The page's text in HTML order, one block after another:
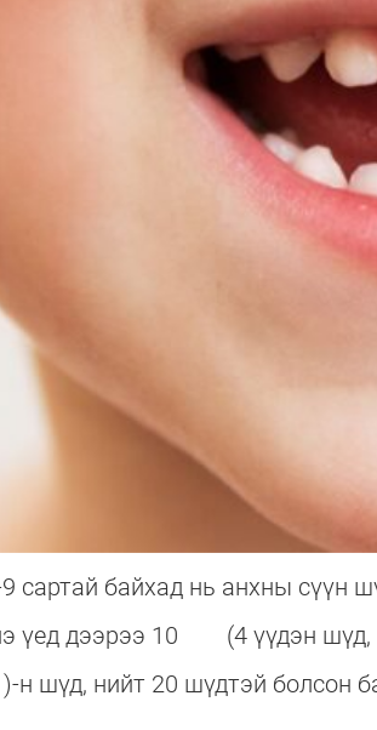
сартай байхад нь анхны сүүн
үед дээрээ 10 (4 үүдэн шүд,
н шүд, нийт 20 шүдтэй болсон